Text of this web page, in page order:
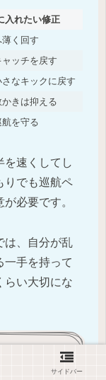
入れたい修正
く回す
ッチを戻す
さなキックに戻す
きは抑える
を守る
を速くしてし
りでも巡航ペ
必要です。
は、自分が乱
一手を持って
らい大切にな
と陸トレ
サイドバー